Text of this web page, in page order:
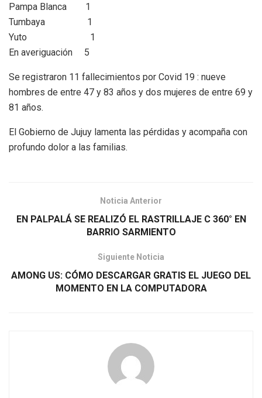
Pampa Blanca 1
Tumbaya 1
Yuto 1
En averiguación 5
Se registraron 11 fallecimientos por Covid 19 : nueve
hombres de entre 47 y 83 años y dos mujeres de entre 69 y
81 años.
El Gobierno de Jujuy lamenta las pérdidas y acompaña con
profundo dolor a las familias.
Noticia Anterior
EN PALPALÁ SE REALIZÓ EL RASTRILLAJE C 360° EN
BARRIO SARMIENTO
Siguiente Noticia
AMONG US: CÓMO DESCARGAR GRATIS EL JUEGO DEL
MOMENTO EN LA COMPUTADORA